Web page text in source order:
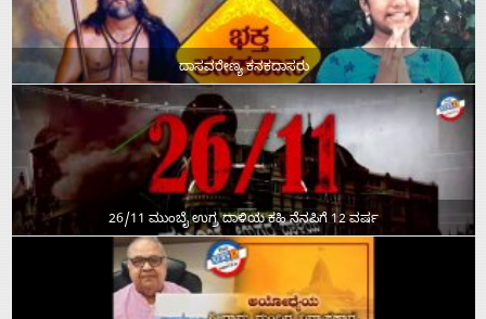
ದಾಸವರೇಣ್ಯ ಕನಕದಾಸರು
26/11 ಮುಂಬೈ ಉಗ್ರ ದಾಳಿಯ ಕಹಿ ನೆನಪಿಗೆ 12 ವರ್ಷ